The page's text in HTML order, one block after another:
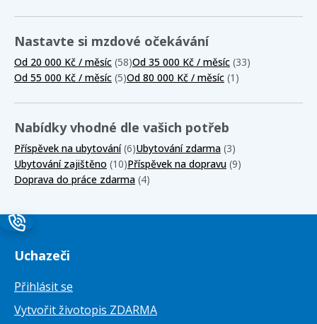
Nastavte si mzdové očekávání
Od 20 000 Kč / měsíc (58)Od 35 000 Kč / měsíc (33)
Od 55 000 Kč / měsíc (5)Od 80 000 Kč / měsíc (1)
Nabídky vhodné dle vašich potřeb
Příspěvek na ubytování(6)Ubytování zdarma (3)
Ubytování zajištěno (10)Příspěvek na dopravu (9)
Doprava do práce zdarma (4)
Uchazeči
Přihlásit se
Vytvořit životopis ZDARMA